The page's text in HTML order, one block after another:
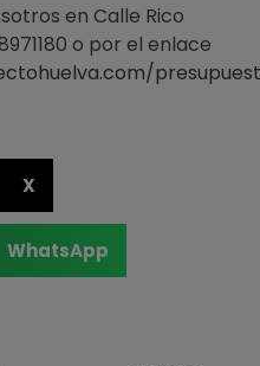
en Calle Rico
o por el enlace
X
WhatsApp